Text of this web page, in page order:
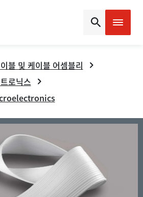
블 및 케이블 어셈블리
로닉스